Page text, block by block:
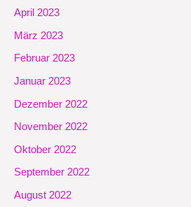
April 2023
März 2023
Februar 2023
Januar 2023
Dezember 2022
November 2022
Oktober 2022
September 2022
August 2022